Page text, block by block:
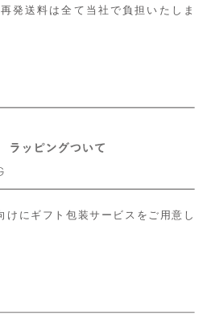
発送料は全て当社で負担いたしま
けにギフト包装サービスをご用意し